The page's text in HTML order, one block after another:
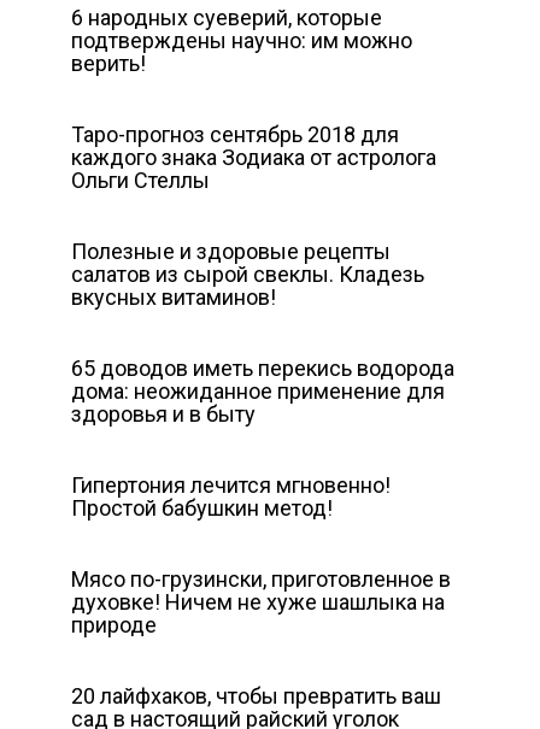
6 народных суеверий, которые
подтверждены научно: им можно
верить!
Таро-прогноз сентябрь 2018 для
каждого знака Зодиака от астролога
Ольги Стеллы
Полезные и здоровые рецепты
салатов из сырой свеклы. Кладезь
вкусных витаминов!
65 доводов иметь перекись водорода
дома: неожиданное применение для
здоровья и в быту
Гипертония лечится мгновенно!
Простой бабушкин метод!
Мясо по-грузински, приготовленное в
духовке! Ничем не хуже шашлыка на
природе
20 лайфхаков, чтобы превратить ваш
сад в настоящий райский уголок